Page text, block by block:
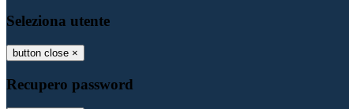
Seleziona utente
button close ×
Recupero password